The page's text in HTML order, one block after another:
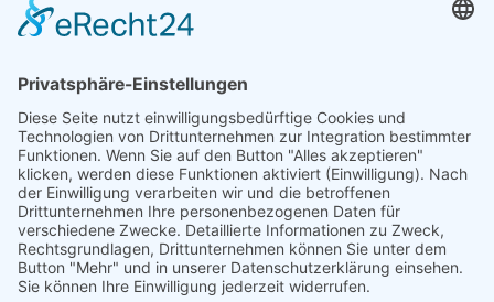
Februar 2015
Dezember 2014
November 2014
Oktober 2014
September 2014
August 2014
Juni 2014
März 2014